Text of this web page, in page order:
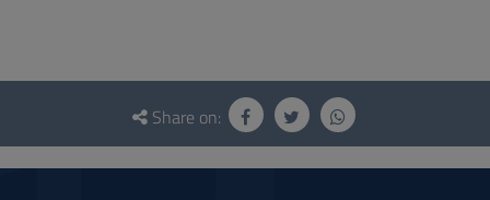
Questionnaire
social
Share on: